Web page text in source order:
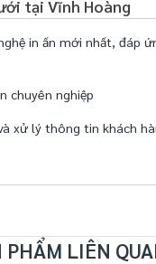
tại Vĩnh Hoàng
in ấn mới nhất, đáp
chuyên nghiệp
xử lý thông tin khách
PHẨM LIÊN